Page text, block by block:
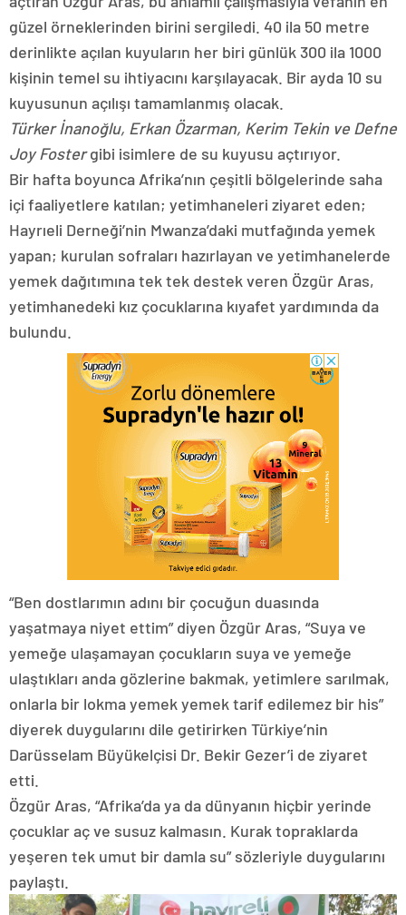
güzel örneklerinden birini sergiledi. 40 ila 50 metre
derinlikte açılan kuyuların her biri günlük 300 ila 1000
kişinin temel su ihtiyacını karşılayacak. Bir ayda 10 su
kuyusunun açılışı tamamlanmış olacak.
Türker İnanoğlu, Erkan Özarman, Kerim Tekin ve Defne
Joy Fostergibi isimlere de su kuyusu açtırıyor.
Bir hafta boyunca Afrika’nın çeşitli bölgelerinde saha
içi faaliyetlere katılan; yetimhaneleri ziyaret eden;
Hayrıeli Derneği’nin Mwanza’daki mutfağında yemek
yapan; kurulan sofraları hazırlayan ve yetimhanelerde
yemek dağıtımına tek tek destek veren Özgür Aras,
yetimhanedeki kız çocuklarına kıyafet yardımında da
bulundu.
“Ben dostlarımın adını bir çocuğun duasında
yaşatmaya niyet ettim” diyen Özgür Aras, “Suya ve
yemeğe ulaşamayan çocukların suya ve yemeğe
ulaştıkları anda gözlerine bakmak, yetimlere sarılmak,
onlarla bir lokma yemek yemek tarif edilemez bir his”
diyerek duygularını dile getirirken Türkiye’nin
Darüsselam Büyükelçisi Dr. Bekir Gezer’i de ziyaret
etti.
Özgür Aras, “Afrika’da ya da dünyanın hiçbir yerinde
çocuklar aç ve susuz kalmasın. Kurak topraklarda
yeşeren tek umut bir damla su” sözleriyle duygularını
paylaştı.